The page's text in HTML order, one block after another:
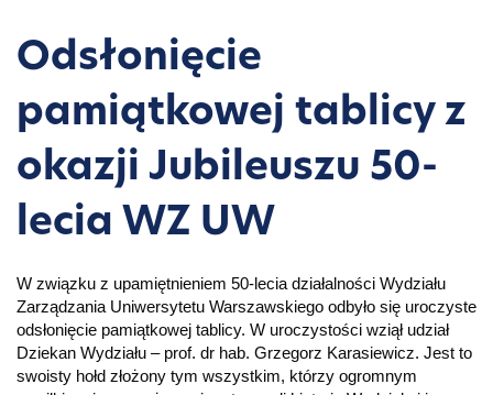
Odsłonięcie
pamiątkowej tablicy z
okazji Jubileuszu 50-
lecia WZ UW
W związku z upamiętnieniem 50-lecia działalności Wydziału
Zarządzania Uniwersytetu Warszawskiego odbyło się uroczyste
odsłonięcie pamiątkowej tablicy. W uroczystości wziął udział
Dziekan Wydziału – prof. dr hab. Grzegorz Karasiewicz. Jest to
swoisty hołd złożony tym wszystkim, którzy ogromnym